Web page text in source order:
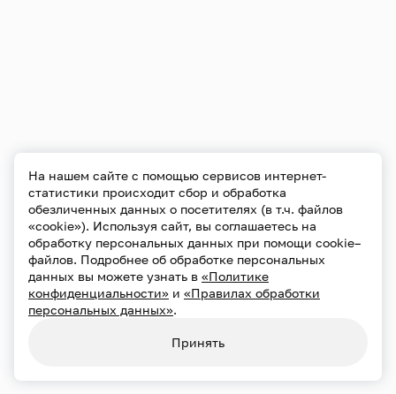
На нашем сайте с помощью сервисов интернет-
статистики происходит сбор и обработка
обезличенных данных о посетителях (в т.ч. файлов
«cookie»). Используя сайт, вы соглашаетесь на
обработку персональных данных при помощи cookie–
файлов. Подробнее об обработке персональных
данных вы можете узнать в «Политике
конфиденциальности» и «Правилах обработки
персональных данных».
Принять